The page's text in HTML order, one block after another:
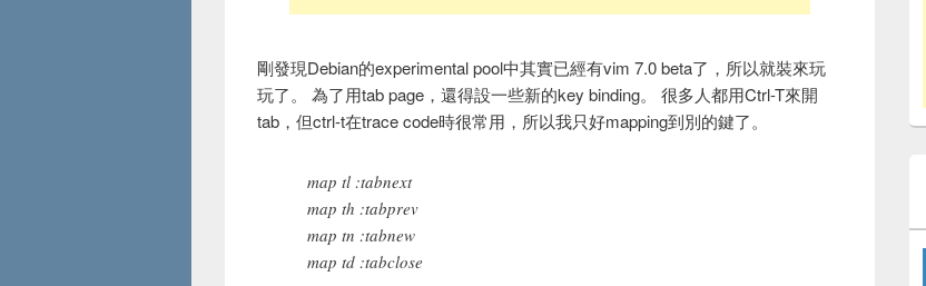
剛發現Debian的experimental pool中其實已經有vim 7.0 beta了，所以就裝來玩
玩了。 為了用tab page，還得設一些新的key binding。 很多人都用Ctrl-T來開
tab，但ctrl-t在trace code時很常用，所以我只好mapping到別的鍵了。
map tl :tabnext
map th :tabprev
map tn :tabnew
map td :tabclose